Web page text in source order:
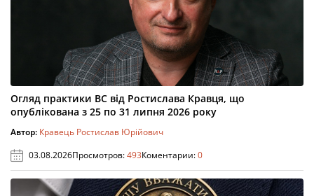
Огляд практики ВС від Ростислава Кравця, що
опублікована з 25 по 31 липня 2026 року
Автор: Кравець Ростислав Юрійович
03.08.2026Просмотров:493Коментарии:0